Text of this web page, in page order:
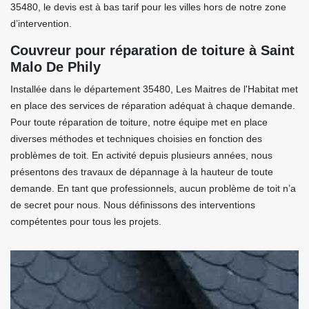
35480, le devis est à bas tarif pour les villes hors de notre zone
d’intervention.
Couvreur pour réparation de toiture à Saint
Malo De Phily
Installée dans le département 35480, Les Maitres de l'Habitat met
en place des services de réparation adéquat à chaque demande.
Pour toute réparation de toiture, notre équipe met en place
diverses méthodes et techniques choisies en fonction des
problèmes de toit. En activité depuis plusieurs années, nous
présentons des travaux de dépannage à la hauteur de toute
demande. En tant que professionnels, aucun problème de toit n’a
de secret pour nous. Nous définissons des interventions
compétentes pour tous les projets.